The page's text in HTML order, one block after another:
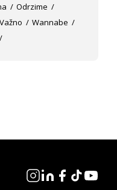
Odrzime
Važno
Wannabe